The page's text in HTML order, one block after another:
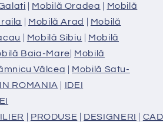
| Mobilă Oradea | Mobilă
| Mobilă Arad | Mobilă
| Mobilă Sibiu | Mobilă
Baia-Mare| Mobilă
Vâlcea | Mobilă Satu-
ROMANIA | IDEI
| PRODUSE | DESIGNERI |